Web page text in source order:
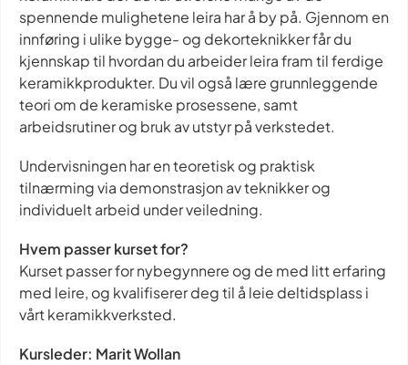
spennende mulighetene leira har å by på. Gjennom en
innføring i ulike bygge- og dekorteknikker får du
kjennskap til hvordan du arbeider leira fram til ferdige
keramikkprodukter. Du vil også lære grunnleggende
teori om de keramiske prosessene, samt
arbeidsrutiner og bruk av utstyr på verkstedet.
Undervisningen har en teoretisk og praktisk
tilnærming via demonstrasjon av teknikker og
individuelt arbeid under veiledning.
Hvem passer kurset for?
Kurset passer for nybegynnere og de med litt erfaring
med leire, og kvalifiserer deg til å leie deltidsplass i
vårt keramikkverksted.
Kursleder: Marit Wollan